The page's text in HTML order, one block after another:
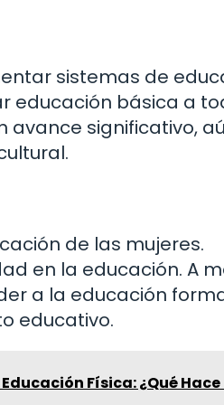
sistemas de
educación básica a
avance significativo,
de las mujeres.
en la educación. A
a la educación
educativo.
Física: ¿Qué Hace